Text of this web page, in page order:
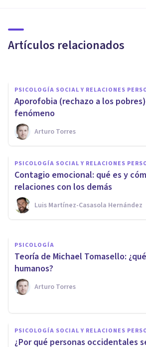
Artículos relacionados
racionalismo burgués
PSICOLOGÍA SOCIAL Y RELACIONES
​Aporofobia (rechazo a los
fenómeno
Arturo Torres
PSICOLOGÍA SOCIAL Y RELACIONES
Contagio emocional: qué es y
relaciones con los demás
Luis Martínez-Casasola Hernández
Las 10 habilidades
más importantes
Nahum Montagud Rubio
PSICOLOGÍA
Teoría de Michael Tomasello:
humanos?
Arturo Torres
PSICOLOGÍA SOCIAL Y RELACIONES
¿Por qué personas occidentales